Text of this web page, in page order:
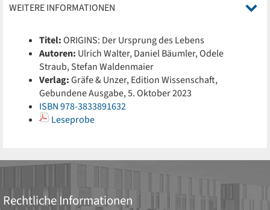
WEITERE INFORMATIONEN
Titel:ORIGINS: Der Ursprung des Lebens
Autoren: Ulrich Walter, Daniel Bäumler, Odele
Straub, Stefan Waldenmaier
Verlag:Gräfe & Unzer, Edition Wissenschaft,
Gebundene Ausgabe, 5. Oktober 2023
ISBN 978-3833891632
Leseprobe
Rechtliche Informationen